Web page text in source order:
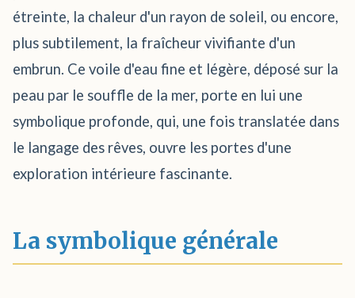
étreinte, la chaleur d'un rayon de soleil, ou encore,
plus subtilement, la fraîcheur vivifiante d'un
embrun. Ce voile d'eau fine et légère, déposé sur la
peau par le souffle de la mer, porte en lui une
symbolique profonde, qui, une fois translatée dans
le langage des rêves, ouvre les portes d'une
exploration intérieure fascinante.
La symbolique générale